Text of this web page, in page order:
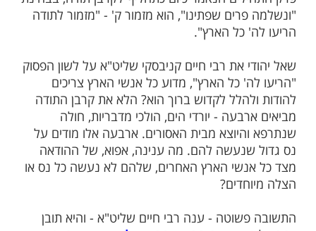
עוד תוכן חדש ומפתיע! התחברו לכל
שלנו בתהיליםבלחיצה כאן >>>​
פרשת צו, נאמר "אם עלתודהיקריבנו".
הנאמר כיום כתחליף לקרבן תודה, בבחינת
שפתינו", הוא מזמור ק' - "מזמור לתודה